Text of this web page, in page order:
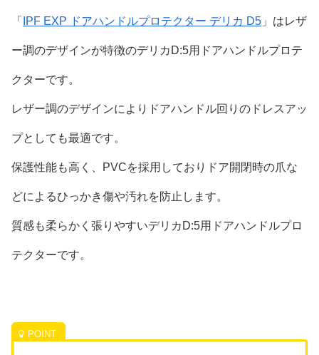
「 IPF EXP ドアハンドルプロテクター デリカ D5 」はレザ
ー調のデザインが特徴のデリカD:5用ドアハンドルプロテ
クターです。
レザー調のデザインによりドアハンドル回りのドレスアッ
プとしても最適です。
保護性能も高く、PVCを採用しておりドア開閉時の爪な
どによるひっかき傷や汚れを防止します。
質感も柔らかく張りやすいデリカD:5用ドアハンドルプロ
テクターです。